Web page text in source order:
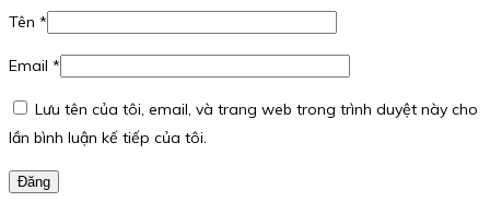
Tên *
Email *
Lưu tên của tôi, email, và trang web trong trình duyệt này cho
lần bình luận kế tiếp của tôi.
Đăng